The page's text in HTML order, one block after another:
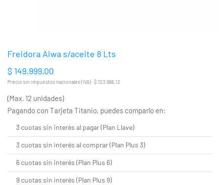
Freidora Aiwa s/aceite 8 Lts
$ 149.999,00
Precio sin impuestos nacionales (IVA): $ 123.966,12
(Max. 12 unidades)
Pagando con Tarjeta Titanio, puedes comparlo en:
3 cuotas sin interés al pagar (Plan Llave)
3 cuotas sin interés al comprar (Plan Plus 3)
6 cuotas sin interés (Plan Plus 6)
9 cuotas sin interés (Plan Plus 9)